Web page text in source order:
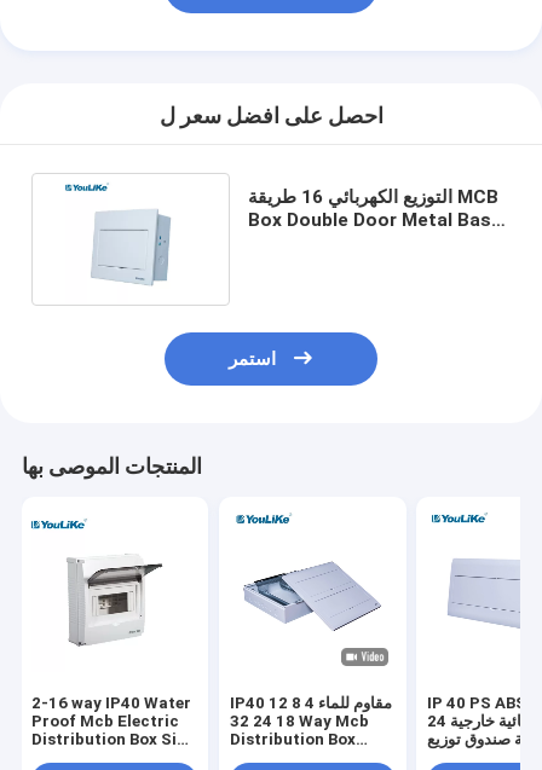
احصل على افضل سعر ل
التوزيع الكهربائي 16 طريقة MCB
Box Double Door Metal Base
استمر
المنتجات الموصى بها
2-16 way IP40 Water
Proof Mcb Electric
Distribution Box Size
IP40 مقاوم للماء 4 8 12
18 24 32 Way Mcb
Distribution Box
IP 40 PS ABS مادة
كهربائية خارجية 24
صندوق توزيع